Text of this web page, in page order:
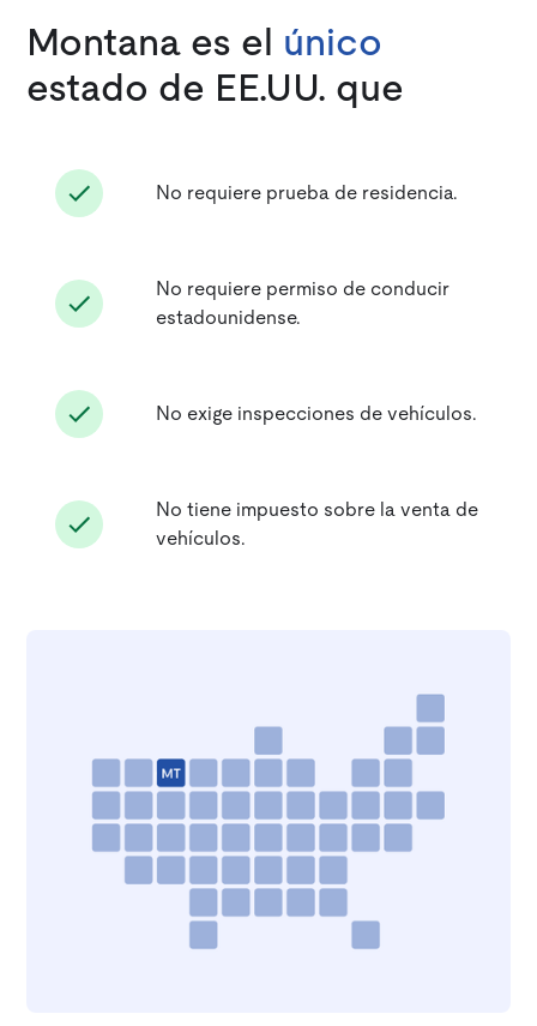
Montana es el único
estado de EE.UU. que
No requiere prueba de residencia.
No requiere permiso de conducir
estadounidense.
No exige inspecciones de vehículos.
No tiene impuesto sobre la venta de
vehículos.